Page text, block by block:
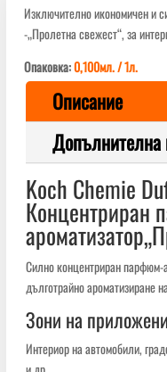
Изключително икономичен и
-„Пролетна свежест“, за
Опаковка:0,100мл. / 1л.
Описание
Koch Chemie
Концентриран
Силно концентриран парфюм-
дълготрайно ароматизиране
Зони на
Интериор на автомобили,